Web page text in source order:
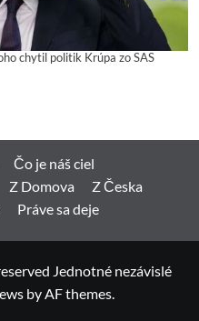
chytil politik Krúpa zo SAS
Čo je náš ciel
Z Domova
Z Česka
Práve sa deje
Jednotné nezávislé
by AF themes.